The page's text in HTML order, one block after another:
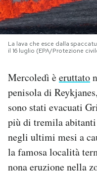
I MIEI PREFERITI
SHOP
CALENDARIO
AREA PERSONALE
Newsletter
Notifiche mobile
Regala il Post
La lava che esce dalla
il 16 luglio (EPA/Protezione
Mercoledì èeruttato
penisola di
sono stati evacuati
più di tremila
negli ultimi mesi a
la famosa località
nona eruzione nella